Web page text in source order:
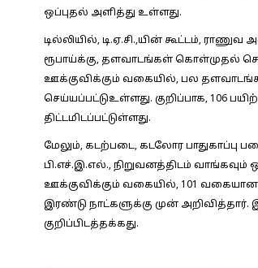
ஒப்புதல் அளித்து உள்ளது.
டில்லியில், டி.ஏ.சி.,யின் கூட்டம்,
ரூபாய்க்கு, தளவாடங்கள் கொள்முதல்
ஊக்குவிக்கும் வகையில், பல
செய்யப்பட்டுஉள்ளது. குறிப்பாக, 106
திட்டமிடப்பட்டுள்ளது.
மேலும், கடற்படை, கடலோர
பி.எச்.இ.எல்., நிறுவனத்திடம் வாங்கவும்
ஊக்குவிக்கும் வகையில், 101
இரண்டு நாட்களுக்கு முன் அறிவித்தார்.
குறிப்பிடத்தக்கது.